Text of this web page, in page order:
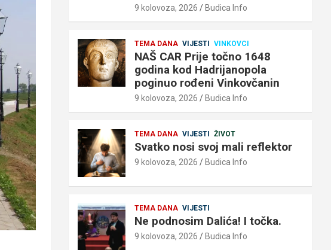
9 kolovoza, 2026 Budica Info
TEMA DANA VIJESTI VINKOVCI
NAŠ CAR Prije točno 1648
godina kod Hadrijanopola
poginuo rođeni Vinkovčanin
9 kolovoza, 2026 Budica Info
TEMA DANA VIJESTI ŽIVOT
Svatko nosi svoj mali reflektor
9 kolovoza, 2026 Budica Info
TEMA DANA VIJESTI
Ne podnosim Dalića! I točka.
9 kolovoza, 2026 Budica Info